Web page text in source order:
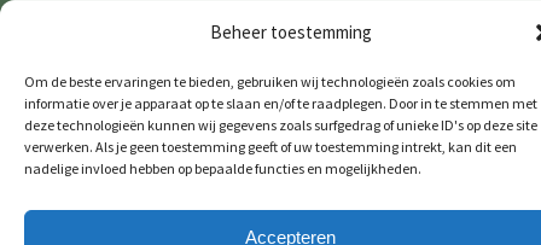
Beheer toestemming
Om de beste ervaringen te bieden, gebruiken wij technologieën zoals cookies om
informatie over je apparaat op te slaan en/of te raadplegen. Door in te stemmen met
deze technologieën kunnen wij gegevens zoals surfgedrag of unieke ID's op deze site
verwerken. Als je geen toestemming geeft of uw toestemming intrekt, kan dit een
nadelige invloed hebben op bepaalde functies en mogelijkheden.
Accepteren
Cookies